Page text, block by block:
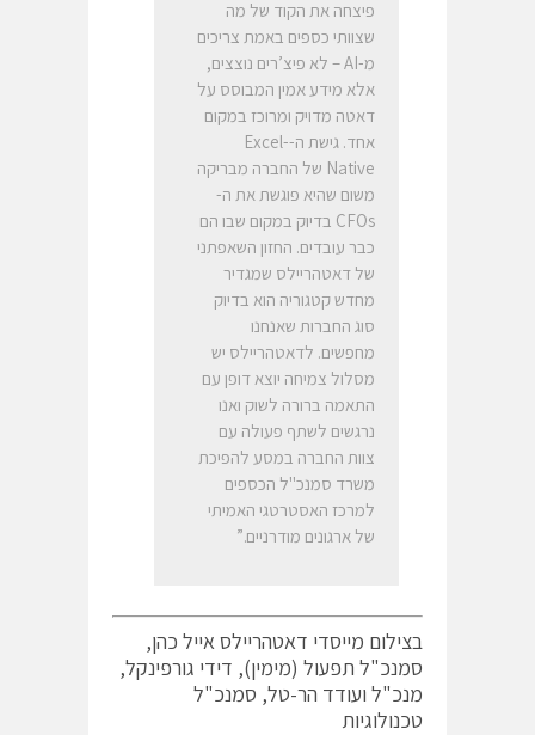
פיצחה את הקוד של מה
שצוותי כספים באמת צריכים
מ-AI – לא פיצ’רים נוצצים,
אלא מידע אמין המבוסס על
דאטה מדויק ומרוכז במקום
אחד. גישת ה-Excel-
Native של החברה מבריקה
משום שהיא פוגשת את ה-
CFOs בדיוק במקום שבו הם
כבר עובדים. החזון השאפתני
של דאטהריילס שמגדיר
מחדש קטגוריה הוא בדיוק
סוג החברות שאנחנו
מחפשים. לדאטהריילס יש
מסלול צמיחה יוצא דופן עם
התאמה ברורה לשוק ואנו
נרגשים לשתף פעולה עם
צוות החברה במסע להפיכת
משרד סמנכ"ל הכספים
למרכז האסטרטגי האמיתי
של ארגונים מודרניים.”
בצילום מייסדי דאטהריילס אייל כהן,
סמנכ"ל תפעול (מימין), דידי גורפינקל,
מנכ"ל ועודד הר-טל, סמנכ"ל
טכנולוגיות